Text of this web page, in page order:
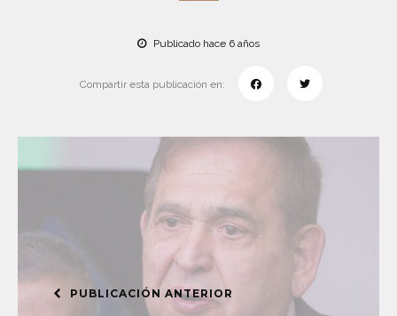
Publicado hace 6 años
Compartir esta publicación en:
PUBLICACIÓN ANTERIOR